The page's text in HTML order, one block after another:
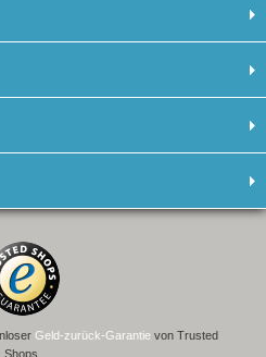
Geld-zurück-Garantievon Trusted
Shops.